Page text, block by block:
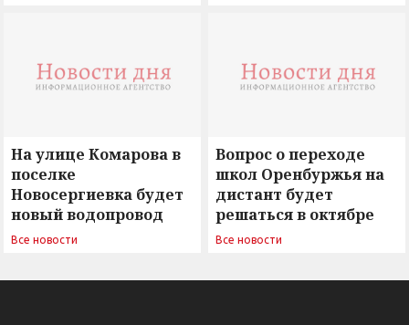
На улице Комарова в
поселке
Новосергиевка будет
новый водопровод
Все новости
Вопрос о переходе
школ Оренбуржья на
дистант будет
решаться в октябре
Все новости